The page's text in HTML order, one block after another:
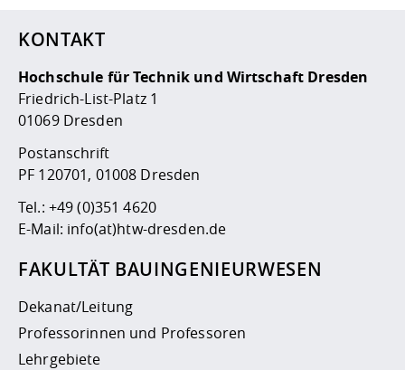
KONTAKT
Hochschule für Technik und Wirtschaft Dresden
Friedrich-List-Platz 1
01069 Dresden
Postanschrift
PF 120701, 01008 Dresden
Tel.: +49 (0)351 4620
E-Mail: info(at)htw-dresden.de
FAKULTÄT BAUINGENIEURWESEN
Dekanat/Leitung
Professorinnen und Professoren
Lehrgebiete